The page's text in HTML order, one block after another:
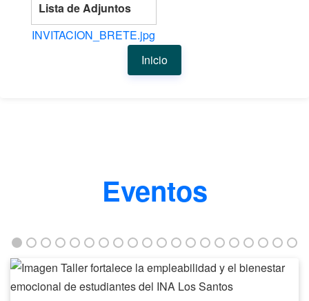
Lista de Adjuntos
INVITACION_BRETE.jpg
Inicio
Eventos
Taller
fortalece